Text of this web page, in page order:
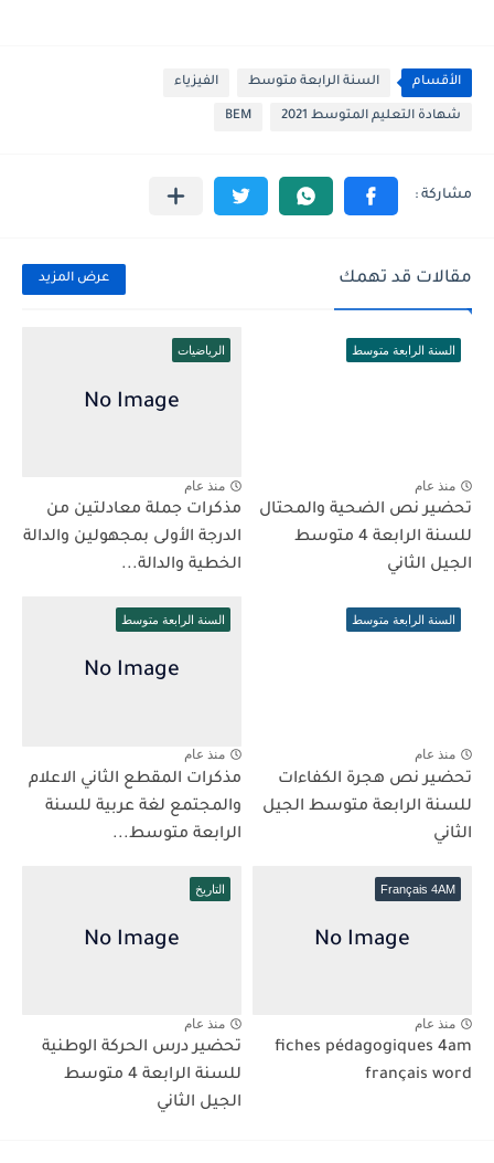
الأقسام السنة الرابعة متوسط الفيزياء
شهادة التعليم المتوسط 2021 BEM
مقالات قد تهمك عرض المزيد
السنة الرابعة متوسط
منذ عام
تحضير نص الضحية والمحتال
للسنة الرابعة 4 متوسط
الجيل الثاني
الرياضيات
منذ عام
مذكرات جملة معادلتين من
الدرجة الأولى بمجهولين والدالة
الخطية والدالة...
السنة الرابعة متوسط
منذ عام
تحضير نص هجرة الكفاءات
للسنة الرابعة متوسط الجيل
الثاني
السنة الرابعة متوسط
منذ عام
مذكرات المقطع الثاني الاعلام
والمجتمع لغة عربية للسنة
الرابعة متوسط...
Français 4AM
منذ عام
fiches pédagogiques 4am
français word
التاريخ
منذ عام
تحضير درس الحركة الوطنية
للسنة الرابعة 4 متوسط
الجيل الثاني